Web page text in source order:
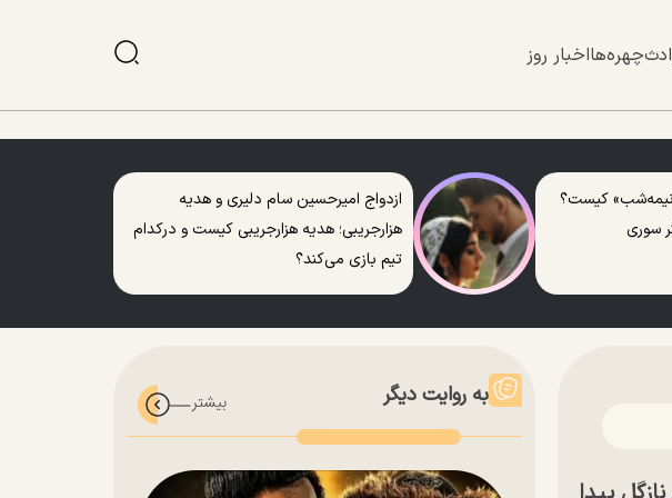
چهره‌هااخبار روز
نیمه‌شب» کیست؟
سوری
ازدواج امیرحسین سام دلیری و هدیه
هزارجریبی؛ هدیه هزارجریبی کیست و درکدام
تیم بازی می‌کند؟
به روایت دیگر